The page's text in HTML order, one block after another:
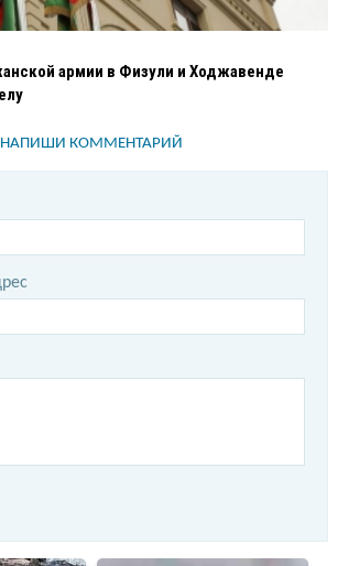
армии в Физули и Ходжавенде
НАПИШИ КОММЕНТАРИЙ